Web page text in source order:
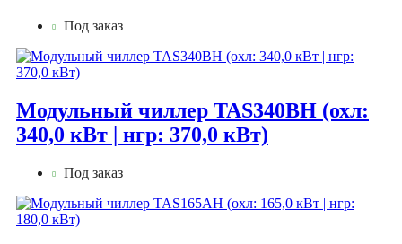
Под заказ
Модульный чиллер TAS340BH (охл:
340,0 кВт | нгр: 370,0 кВт)
Под заказ